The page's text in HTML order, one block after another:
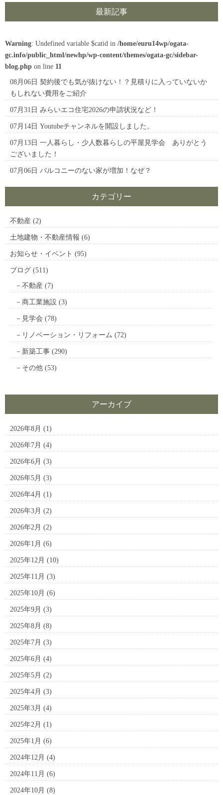
最新記事
Warning: Undefined variable $catid in /home/euru14wp/ogata-
gc.info/public_html/newhp/wp-content/themes/ogata-gc/sidebar-
blog.php on line 11
08月06日 契約後でも気が抜けない！？見積りに入っていないか
もしれない費用をご紹介
07月31日 みらいエコ住宅2026の申請状況など！
07月14日 Youtubeチャンネルを開設しました。
07月13日 一人暮らし・少人数暮らしの平屋見学会 ありがとう
ございました！
07月06日 バルコニーのない家が増加！なぜ？
カテゴリー
不動産 (2)
土地建物・不動産情報 (6)
お知らせ・イベント (95)
ブログ (511)
不動産 (7)
商工業施設 (3)
見学会 (78)
リノベーション・リフォーム (72)
新築工事 (290)
その他 (53)
アーカイブ
2026年8月 (1)
2026年7月 (4)
2026年6月 (3)
2026年5月 (3)
2026年4月 (1)
2026年3月 (2)
2026年2月 (2)
2026年1月 (6)
2025年12月 (10)
2025年11月 (3)
2025年10月 (6)
2025年9月 (3)
2025年8月 (8)
2025年7月 (3)
2025年6月 (4)
2025年5月 (2)
2025年4月 (3)
2025年3月 (4)
2025年2月 (1)
2025年1月 (6)
2024年12月 (4)
2024年11月 (6)
2024年10月 (8)